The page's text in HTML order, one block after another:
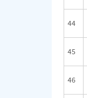
44
45
46